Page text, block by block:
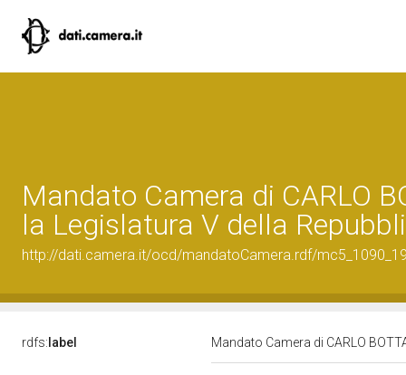
Mandato Camera di CARLO
la Legislatura V della
http://dati.camera.it/ocd/mandatoCamera.rdf/
rdfs: label Mandato Camera di CARLO